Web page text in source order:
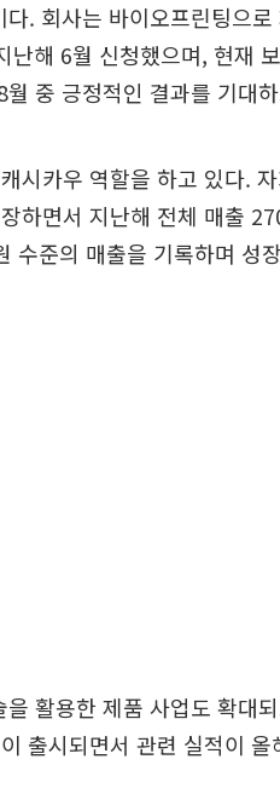
. 회사는 바이오프린팅으
해 6월 신청했으며, 현재
중 긍정적인 결과를 기대
시카우 역할을 하고 있다.
하면서 지난해 전체 매출
수준의 매출을 기록하며 성
활용한 제품 사업도 확대
출시되면서 관련 실적이 올